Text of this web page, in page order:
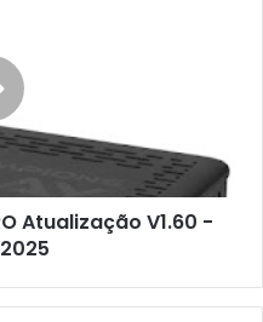
Atualização V1.60 -